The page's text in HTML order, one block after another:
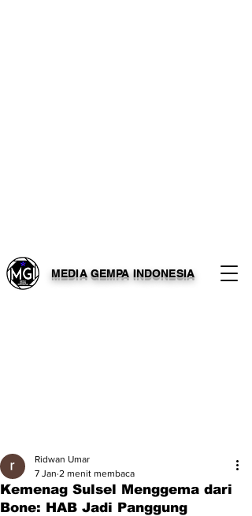
MEDIA GEMPA INDONESIA
Kemenag Sulsel Menggema dari
Bone: HAB Jadi Panggung
Ridwan Umar
7 Jan 2 menit membaca